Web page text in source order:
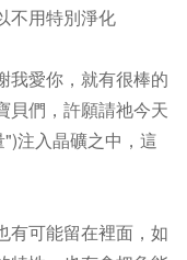
不用特別淨化
我愛你，就有很棒的
貝們，許願請祂今天
注入晶礦之中，這
有可能留在裡面，如